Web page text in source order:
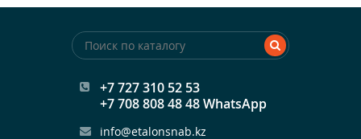
обуви с манжетой из водонепроницаемой
ткани - благодаря шнурку или резинке они
попадание воды в голенища.
+7 727 310 52 53
+7 708 808 48 48 WhatsApp
info@etalonsnab.kz